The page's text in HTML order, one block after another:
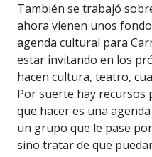
También se trabajó
ahora vienen unos
agenda cultural para
estar invitando en los
hacen cultura, teatro,
Por suerte hay recursos
que hacer es una
un grupo que le pase
sino tratar de que